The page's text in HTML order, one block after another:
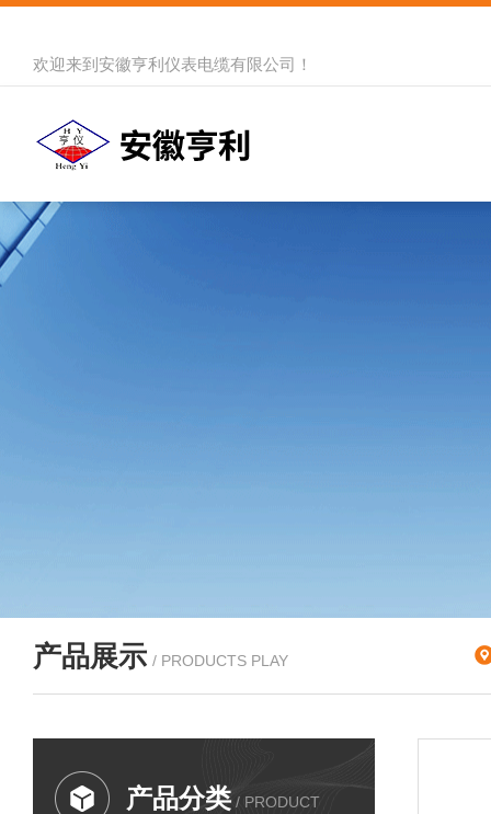
欢迎来到 安徽亨利仪表电缆有限公司 ！
产品展示 / PRODUCTS PLAY
产品分类 / PRODUCT